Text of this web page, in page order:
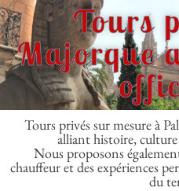
Tours
Majorque
Tours privés sur mesure à
alliant histoire,
Nous proposons
chauffeur et des expériences
du